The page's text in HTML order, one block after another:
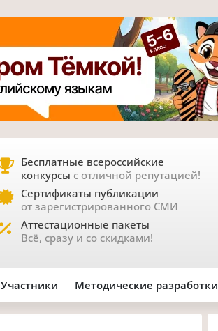
Бесплатные всероссийские
конкурсы с отличной репутацией!
Сертификаты публикации
от зарегистрированного СМИ
Аттестационные пакеты
Всё, сразу и со скидками!
Участники Методические разработки